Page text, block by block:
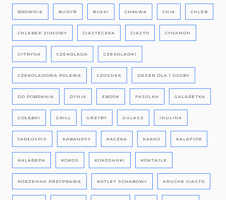
BROWNIE BUDYŃ BUŁKI CHAŁWA CHIA CHLEB
CHLEBEK ZIOŁOWY CIASTECZKA CIASTO CYNAMON
CYTRYNA CZEKOLADA CZEKOLADKI
CZEKOLADOWA POLEWA CZOSNEK DESER DLA 1 OSOBY
DO POBRANIA DYNIA EBOOK FASOLKA GALARETKA
GOŁĄBKI GRILL GRZYBY GULASZ INULINA
JADŁOSPIS KABANOSY KACZKA KAKAO KALAFIOR
KALAREPA KOKOS KOKOSANKI KOKTAJLE
KORZENNA PRZYPRAWA KOTLET SCHABOWY KRUCHE CIASTO